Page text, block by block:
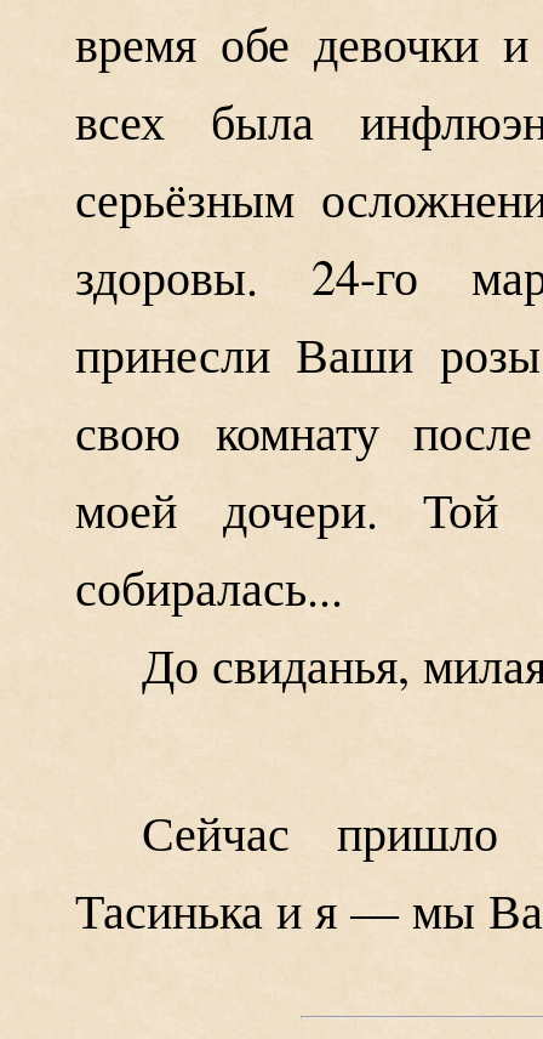
время обе
всех была
серьёзным
здоровы. 24-го
принесли Ваши
свою комнату
моей дочери. Той
собиралась...
До свиданья,
Сейчас
Тасинька и я — мы